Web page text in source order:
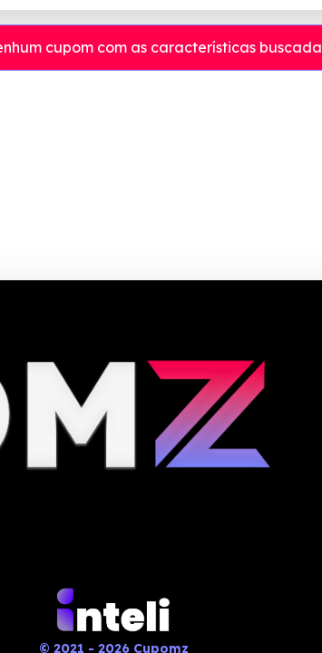
cupom com as características
© 2021 - 2026 Cupomz